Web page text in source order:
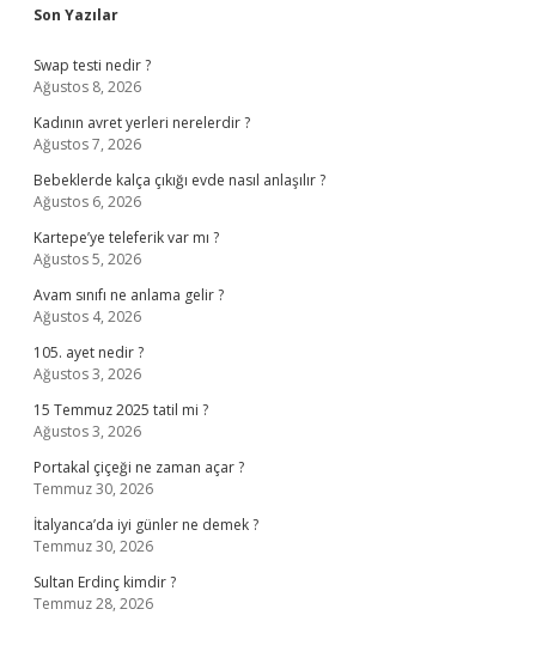
Sidebar
Son Yazılar
Swap testi nedir ?
Ağustos 8, 2026
Kadının avret yerleri nerelerdir ?
Ağustos 7, 2026
Bebeklerde kalça çıkığı evde nasıl anlaşılır ?
Ağustos 6, 2026
Kartepe’ye teleferik var mı ?
Ağustos 5, 2026
Avam sınıfı ne anlama gelir ?
Ağustos 4, 2026
105. ayet nedir ?
Ağustos 3, 2026
15 Temmuz 2025 tatil mi ?
Ağustos 3, 2026
Portakal çiçeği ne zaman açar ?
Temmuz 30, 2026
İtalyanca’da iyi günler ne demek ?
Temmuz 30, 2026
Sultan Erdinç kimdir ?
Temmuz 28, 2026